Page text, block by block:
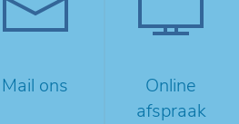
Mail ons
Online
afspraak